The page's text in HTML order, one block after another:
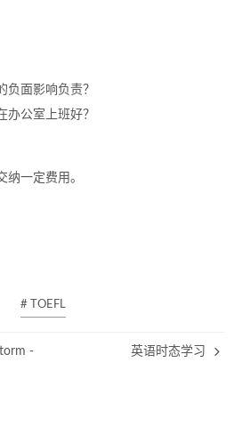
负面影响负责？
办公室上班好？
纳一定费用。
# TOEFL
-
英语时态学习